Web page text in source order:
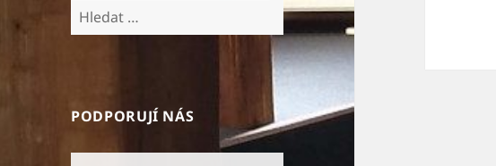
Vyhledávání
PODPORUJÍ NÁS